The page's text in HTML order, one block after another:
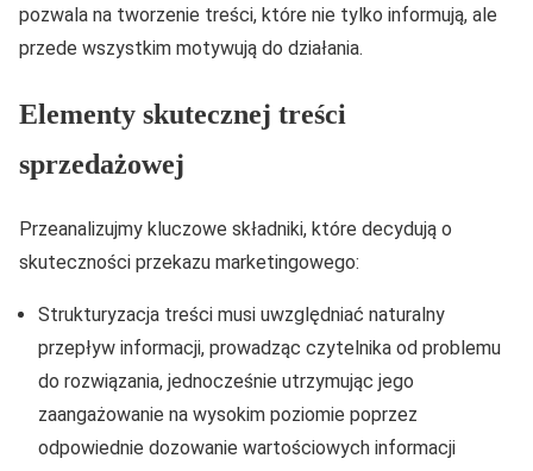
pozwala na tworzenie treści, które nie tylko informują, ale
przede wszystkim motywują do działania.
Elementy skutecznej treści
sprzedażowej
Przeanalizujmy kluczowe składniki, które decydują o
skuteczności przekazu marketingowego:
Strukturyzacja treści musi uwzględniać naturalny
przepływ informacji, prowadząc czytelnika od problemu
do rozwiązania, jednocześnie utrzymując jego
zaangażowanie na wysokim poziomie poprzez
odpowiednie dozowanie wartościowych informacji